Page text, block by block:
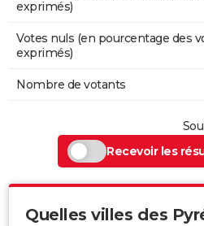
exprimés)
Votes nuls (en pourcentage des
exprimés)
Nombre de votants
Recevoir les
Quelles villes des